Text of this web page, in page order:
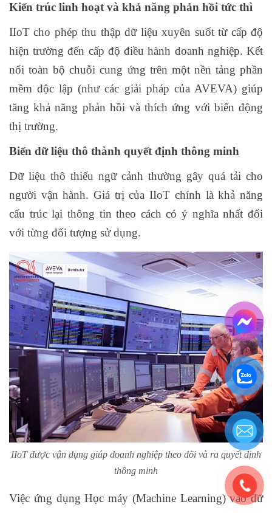
Kiến trúc linh hoạt và khả năng phản hồi tức thì
IIoT cho phép thu thập dữ liệu xuyên suốt từ cấp độ
hiện trường đến cấp độ điều hành doanh nghiệp. Kết
nối toàn bộ chuỗi cung ứng trên một nền tảng phần
mềm độc lập (như các giải pháp của AVEVA) giúp
tăng khả năng phản hồi và thích ứng với biến động
thị trường.
Biến dữ liệu thô thành quyết định thông minh
Dữ liệu thô thiếu ngữ cảnh thường gây quá tải cho
người vận hành. Giá trị của IIoT chính là khả năng
cấu trúc lại thông tin theo cách có ý nghĩa nhất đối
với từng đối tượng sử dụng.
IIoT được vận dụng giúp doanh nghiệp theo dõi và ra quyết định
thông minh
Việc ứng dụng Học máy (Machine Learning) vào dữ